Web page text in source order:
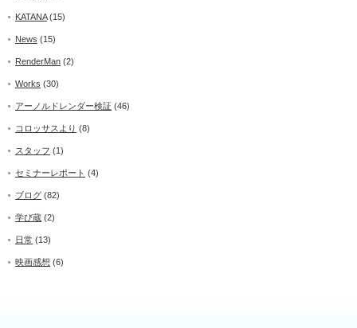
KATANA(15)
News (15)
RenderMan (2)
Works (30)
アーノルドレンダー検証 (46)
コロッサスより (8)
スタッフ (1)
セミナーレポート (4)
ブログ (82)
学び蔵 (2)
日常 (13)
映画感想 (6)